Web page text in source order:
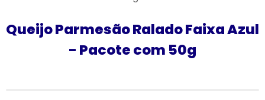
Queijo Parmesão Ralado Faixa Azul
- Pacote com 50g